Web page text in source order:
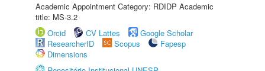
Academic Appointment Category: RDIDP Academic
title: MS-3.2
Orcid
CV Lattes
Google Scholar
ResearcherID
Scopus
Fapesp
Dimensions